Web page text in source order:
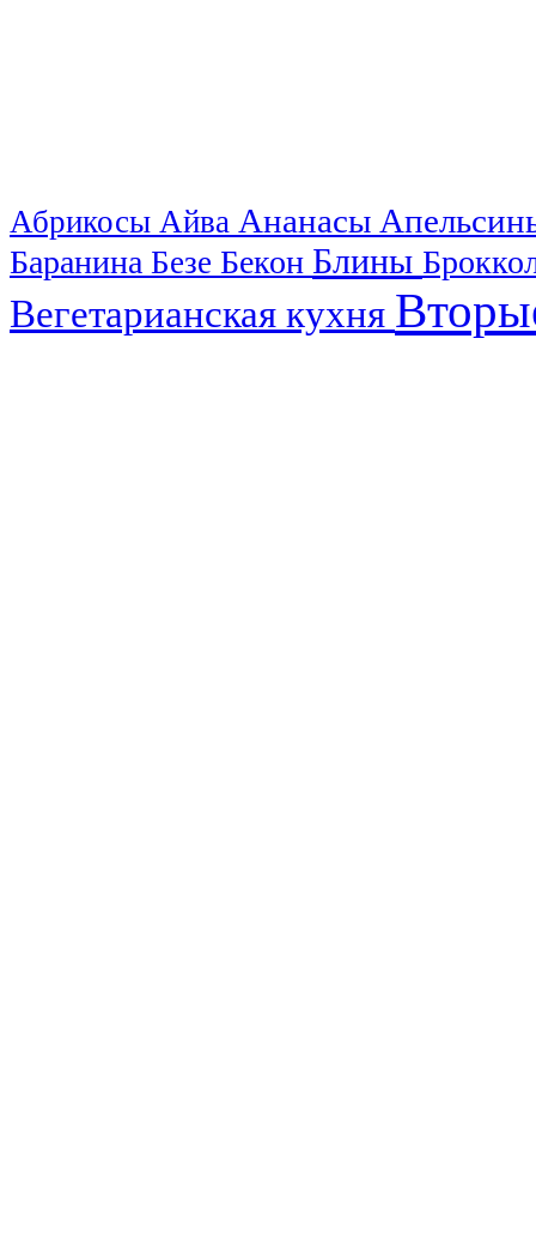
Абрикосы Айва Ананасы
Баранина Безе Бекон Блины
Вегетарианская кухня